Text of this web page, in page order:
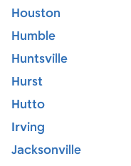
Houston
Humble
Huntsville
Hurst
Hutto
Irving
Jacksonville